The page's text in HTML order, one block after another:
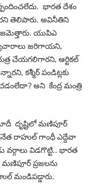
భారత దేశం
తెలిపారు. అవినీతిని
యుపిఎ
జరిగాయని,
చేయగలిగారని, ఆర్టికల్
కశ్మీర్ పండిట్లకు
అని కేంద్ర మంత్రి
మోదీ దృష్టిలో మణిపూర్
రాహుల్ గాంధీ ఎద్దేవా
వర్గాలు విడగొట్టి.. భారత
ప్రజలను
మండిపడ్డారు.